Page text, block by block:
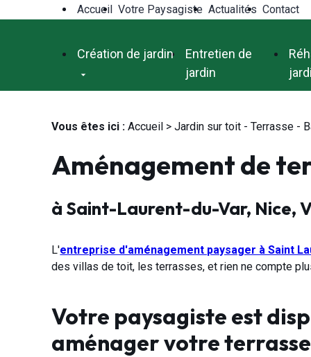
Accueil Votre Paysagiste Actualités Contact
Création de jardin
Entretien de
jardin
Vous êtes ici : Accueil > Jardin sur toit - Terrasse -
Aménagement de
à Saint-Laurent-du-Var, Nice,
L'entreprise d'aménagement paysager à Saint
des villas de toit, les terrasses, et rien ne compte
Votre paysagiste est
aménager votre terrasse
Panneau de gestion des cookies